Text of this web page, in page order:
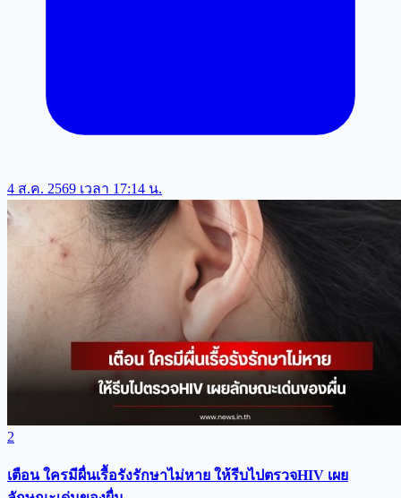
4 ส.ค. 2569 เวลา 17:14 น.
2
เตือน ใครมีผื่นเรื้อรังรักษาไม่หาย ให้รีบไปตรวจHIV เผย